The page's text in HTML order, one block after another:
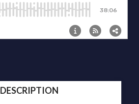
DESCRIPTION